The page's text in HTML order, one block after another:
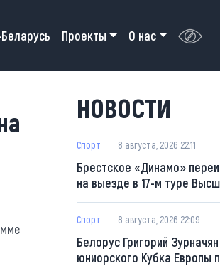
Проекты О нас
НОВОСТИ
Спорт 8 августа, 2026 22:11
Брестское «Динамо»
на выезде в 17-м туре
Спорт 8 августа, 2026 22:09
Белорус Григорий
юниорского Кубка Европы